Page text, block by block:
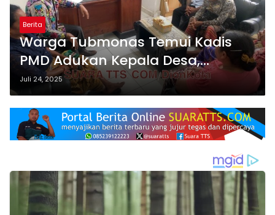
Berita
Warga Tubmonas Temui Kadis
PMD Adukan Kepala Desa,
Agustus Inspektorat Turun
Juli 24, 2025